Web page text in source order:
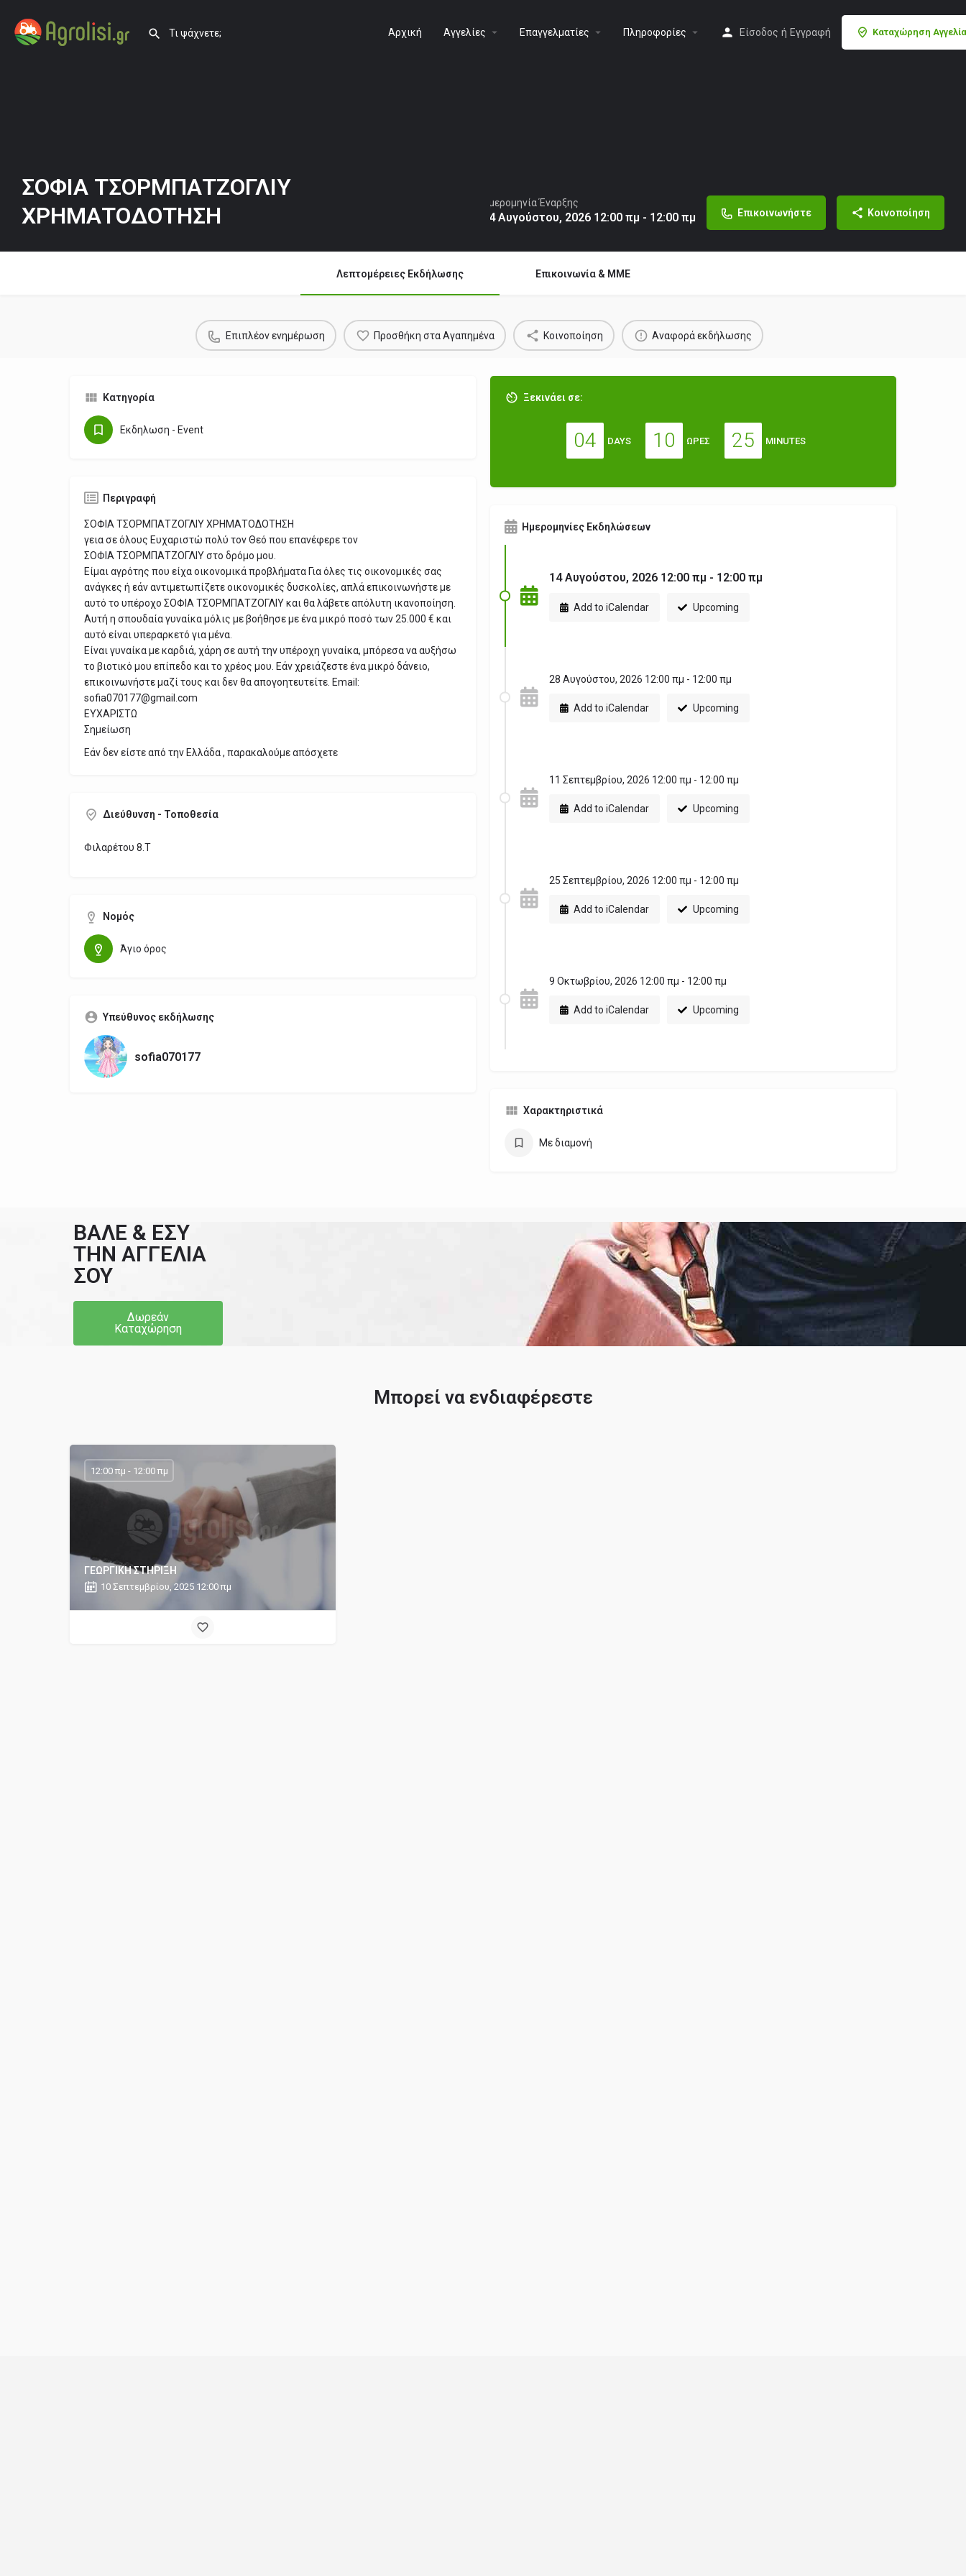
Αρχική Aγγελίες Επαγγελματίες Πληροφορίες Είσοδος ή Εγγραφή Καταχώρηση
ΣΟΦΙΑ ΤΣΟΡΜΠΑΤΖΟΓΛΙΥ
ΧΡΗΜΑΤΟΔΟΤΗΣΗ
Ημερομηνία Έναρξης
14 Αυγούστου, 2026 12:00 πμ - 12:00 πμ Επικοινωνήστε Κοινοποίηση
Λεπτομέρειες Εκδήλωσης Επικοινωνία & MME
Επιπλέον ενημέρωση Προσθήκη στα Αγαπημένα Κοινοποίηση Αναφορά εκδήλωσης
Κατηγορία
Εκδηλωση - Event
Περιγραφή
ΣΟΦΙΑ ΤΣΟΡΜΠΑΤΖΟΓΛΙΥ ΧΡΗΜΑΤΟΔΟΤΗΣΗ
γεια σε όλους Ευχαριστώ πολύ τον Θεό που επανέφερε τον
ΣΟΦΙΑ ΤΣΟΡΜΠΑΤΖΟΓΛΙΥ στο δρόμο μου.
Είμαι αγρότης που είχα οικονομικά προβλήματα Για όλες τις οικονομικές σας
ανάγκες ή εάν αντιμετωπίζετε οικονομικές δυσκολίες, απλά επικοινωνήστε με
αυτό το υπέροχο ΣΟΦΙΑ ΤΣΟΡΜΠΑΤΖΟΓΛΙΥ και θα λάβετε απόλυτη ικανοποίηση.
Αυτή η σπουδαία γυναίκα μόλις με βοήθησε με ένα μικρό ποσό των 25.000 € και
αυτό είναι υπεραρκετό για μένα.
Είναι γυναίκα με καρδιά, χάρη σε αυτή την υπέροχη γυναίκα, μπόρεσα να αυξήσω
το βιοτικό μου επίπεδο και το χρέος μου. Εάν χρειάζεστε ένα μικρό δάνειο,
επικοινωνήστε μαζί τους και δεν θα απογοητευτείτε. Email:
sofia070177@gmail.com
ΕΥΧΑΡΙΣΤΩ
Σημείωση
Εάν δεν είστε από την Ελλάδα , παρακαλούμε απόσχετε
Διεύθυνση - Τοποθεσία
Φιλαρέτου 8.Τ
Νομός
Άγιο όρος
Υπεύθυνος εκδήλωσης
sofia070177
Ξεκινάει σε:
04 DAYS 10 ΏΡΕΣ 25 MINUTES
Ημερομηνίες Εκδηλώσεων
14 Αυγούστου, 2026 12:00 πμ - 12:00 πμ
Add to iCalendar Upcoming
28 Αυγούστου, 2026 12:00 πμ - 12:00 πμ
Add to iCalendar Upcoming
11 Σεπτεμβρίου, 2026 12:00 πμ - 12:00 πμ
Add to iCalendar Upcoming
25 Σεπτεμβρίου, 2026 12:00 πμ - 12:00 πμ
Add to iCalendar Upcoming
9 Οκτωβρίου, 2026 12:00 πμ - 12:00 πμ
Add to iCalendar Upcoming
Χαρακτηριστικά
Με διαμονή
ΒΑΛΕ & ΕΣΥ
ΤΗΝ ΑΓΓΕΛΙΑ
ΣΟΥ
Δωρεάν
Καταχώρηση
Μπορεί να ενδιαφέρεστε
ΓΕΩΡΓΙΚΗ ΣΤΗΡΙΞΗ
10 Σεπτεμβρίου, 2025 12:00 πμ
12:00 πμ - 12:00 πμ